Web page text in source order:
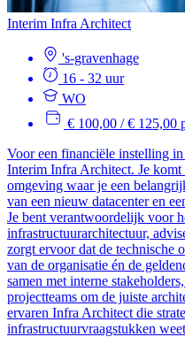
Interim Infra Architect
's-gravenhage
16 - 32 uur
WO
€ 100,00 / € 125,00
Voor een financiële instelling
Interim Infra Architect. Je komt
omgeving waar je een
van een nieuw datacenter en
Je bent verantwoordelijk voor
infrastructuurarchitectuur,
zorgt ervoor dat de technische
van de organisatie én de
samen met interne
projectteams om de juiste
ervaren Infra Architect die
infrastructuurvraagstukken